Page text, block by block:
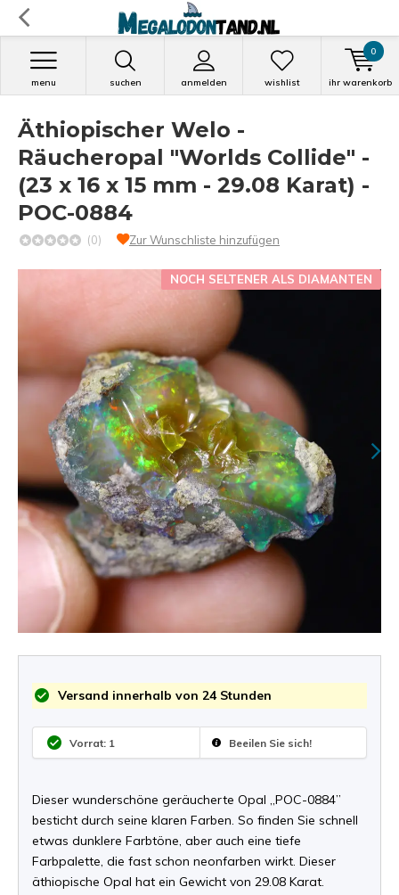
suchen anmelden
menu wishlist ihr warenkorb
0
Äthiopischer Welo -
Räucheropal "Worlds Collide" -
(23 x 16 x 15 mm - 29.08 Karat) -
POC-0884
(0) Zur Wunschliste hinzufügen
NOCH SELTENER ALS DIAMANTEN
Versand innerhalb von 24 Stunden
Vorrat: 1 Beeilen Sie sich!
Dieser wunderschöne geräucherte Opal „POC-0884”
besticht durch seine klaren Farben. So finden Sie schnell
etwas dunklere Farbtöne, aber auch eine tiefe
Farbpalette, die fast schon neonfarben wirkt. Dieser
äthiopische Opal hat ein Gewicht von 29.08 Karat.